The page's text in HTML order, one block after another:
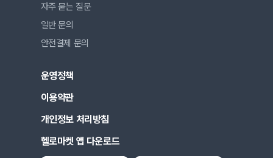
자주 묻는 질문
일반 문의
안전결제 문의
운영정책
이용약관
개인정보 처리방침
헬로마켓 앱 다운로드